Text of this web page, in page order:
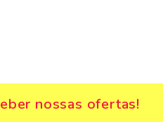
nossas ofertas!